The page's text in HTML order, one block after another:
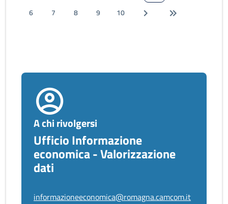
6
7 8 9 10
A chi rivolgersi
Ufficio Informazione
economica - Valorizzazione
dati
informazioneeconomica@romagna.camcom.it